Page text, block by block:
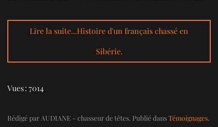
Lire la suite...Histoire d'un français chassé en
Sibérie.
Vues : 7014
Rédigé par AUDIANE - chasseur de têtes. Publié dansTémoignages.